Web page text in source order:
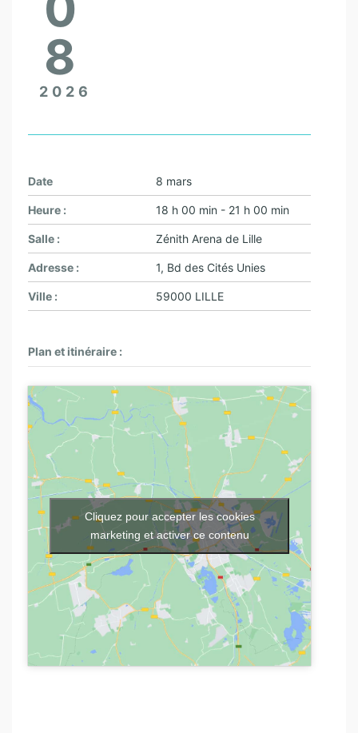
8
2026
Date 8 mars
Heure : 18 h 00 min - 21 h 00 min
Salle : Zénith Arena de Lille
Adresse : 1, Bd des Cités Unies
Ville : 59000 LILLE
Plan et itinéraire :
Cliquez pour accepter les cookies
marketing et activer ce contenu